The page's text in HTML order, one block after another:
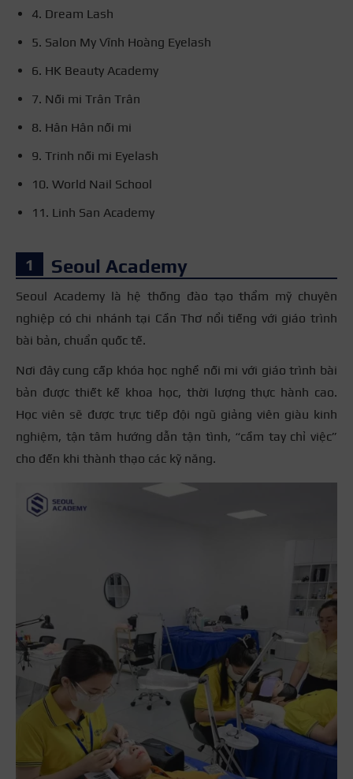
4. Dream Lash
5. Salon My Vĩnh Hoàng Eyelash
6. HK Beauty Academy
7. Nối mi Trân Trân
8. Hân Hân nối mi
9. Trinh nối mi Eyelash
10. World Nail School
11. Linh San Academy
Seoul Academy
Seoul Academy là hệ thống đào tạo thẩm mỹ chuyên
nghiệp có chi nhánh tại Cần Thơ nổi tiếng với giáo trình
bài bản, chuẩn quốc tế.
Nơi đây cung cấp khóa học nghề nối mi với giáo trình bài
bản được thiết kế khoa học, thời lượng thực hành cao.
Học viên sẽ được trực tiếp đội ngũ giảng viên giàu kinh
nghiệm, tận tâm hướng dẫn tận tình, “cầm tay chỉ việc”
cho đến khi thành thạo các kỹ năng.